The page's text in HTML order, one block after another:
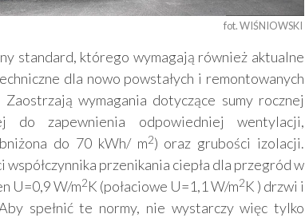
fot. WIŚNIOWSKI
standard, którego wymagają również aktualne
dla nowo powstałych i remontowanych
wymagania dotyczące sumy rocznej
do zapewnienia odpowiedniej wentylacji,
do 70 kWh/ m2) oraz grubości izolacji.
przenikania ciepła dla przegród w
U=0,9 W/m2K (połaciowe U=1,1 W/m2K ) drzwi i
spełnić te normy, nie wystarczy więc tylko